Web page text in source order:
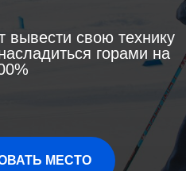
вывести свою технику
горами на
МЕСТО